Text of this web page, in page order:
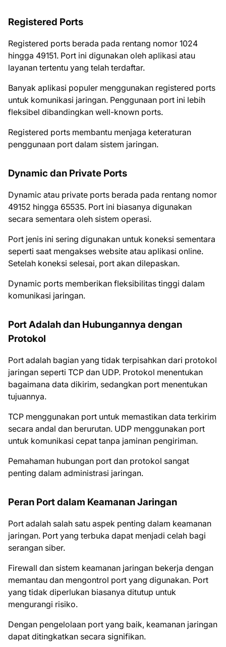
Registered Ports
Registered ports berada pada rentang nomor 1024
hingga 49151. Port ini digunakan oleh aplikasi atau
layanan tertentu yang telah terdaftar.
Banyak aplikasi populer menggunakan registered ports
untuk komunikasi jaringan. Penggunaan port ini lebih
fleksibel dibandingkan well-known ports.
Registered ports membantu menjaga keteraturan
penggunaan port dalam sistem jaringan.
Dynamic dan Private Ports
Dynamic atau private ports berada pada rentang nomor
49152 hingga 65535. Port ini biasanya digunakan
secara sementara oleh sistem operasi.
Port jenis ini sering digunakan untuk koneksi sementara
seperti saat mengakses website atau aplikasi online.
Setelah koneksi selesai, port akan dilepaskan.
Dynamic ports memberikan fleksibilitas tinggi dalam
komunikasi jaringan.
Port Adalah dan Hubungannya dengan
Protokol
Port adalah bagian yang tidak terpisahkan dari protokol
jaringan seperti TCP dan UDP. Protokol menentukan
bagaimana data dikirim, sedangkan port menentukan
tujuannya.
TCP menggunakan port untuk memastikan data terkirim
secara andal dan berurutan. UDP menggunakan port
untuk komunikasi cepat tanpa jaminan pengiriman.
Pemahaman hubungan port dan protokol sangat
penting dalam administrasi jaringan.
Peran Port dalam Keamanan Jaringan
Port adalah salah satu aspek penting dalam keamanan
jaringan. Port yang terbuka dapat menjadi celah bagi
serangan siber.
Firewall dan sistem keamanan jaringan bekerja dengan
memantau dan mengontrol port yang digunakan. Port
yang tidak diperlukan biasanya ditutup untuk
mengurangi risiko.
Dengan pengelolaan port yang baik, keamanan jaringan
dapat ditingkatkan secara signifikan.